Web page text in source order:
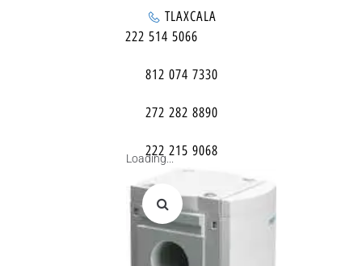
TLAXCALA
222 514 5066
812 074 7330
272 282 8890
222 215 9068
Loading...